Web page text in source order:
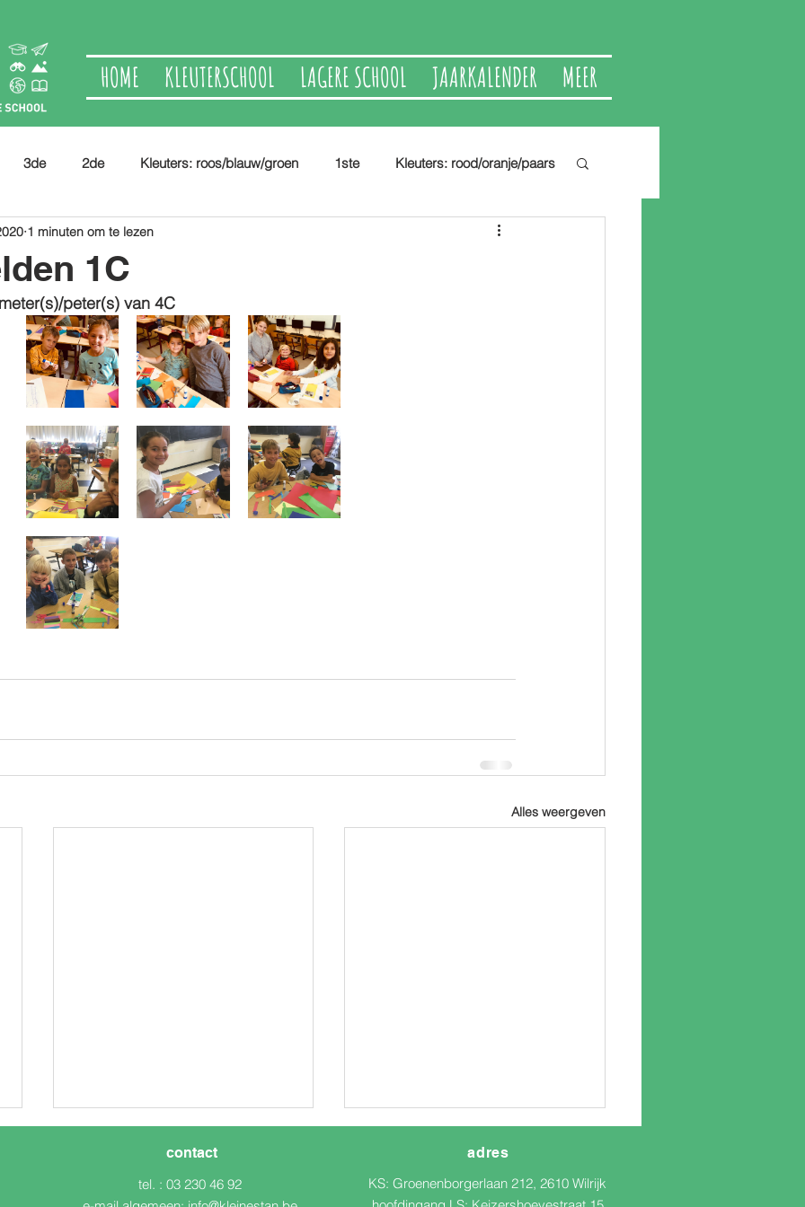
HOME KLEUTERSCHOOL LAGERE SCHOOL JAARKALENDER MEER
3de 2de Kleuters: roos/blauw/groen 1ste Kleuters: rood/oranje/paars
1C
1 minuten om te lezen
peter(s) van 4C
Alles weergeven
contact
adres
tel. : 03 230 46 92
KS: Groenenborgerlaan 212, 2610 Wilrijk